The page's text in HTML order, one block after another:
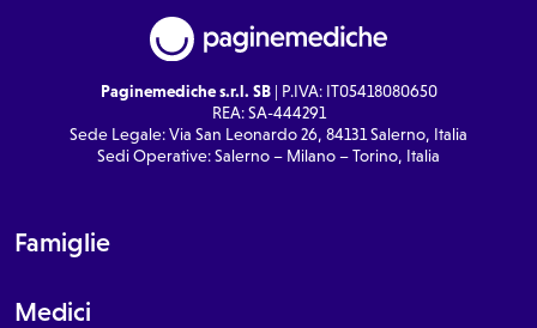
Paginemediche s.r.l. SB| P.IVA: IT05418080650
REA: SA-444291
Sede Legale: Via San Leonardo 26, 84131 Salerno, Italia
Sedi Operative: Salerno – Milano – Torino, Italia
Famiglie
Medici